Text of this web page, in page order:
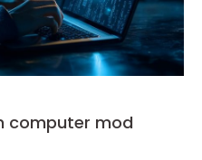
computer mod